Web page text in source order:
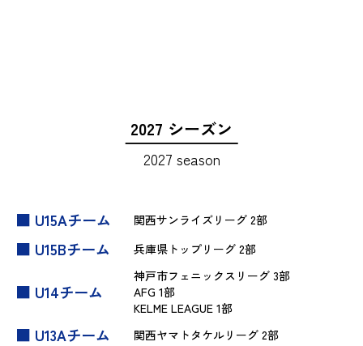
2027 シーズン
2027 season
■ U15Aチーム 関西サンライズリーグ 2部
■ U15Bチーム 兵庫県トップリーグ 2部
■ U14チーム
神戸市フェニックスリーグ 3部
AFG 1部
KELME LEAGUE 1部
■ U13Aチーム 関西ヤマトタケルリーグ 2部